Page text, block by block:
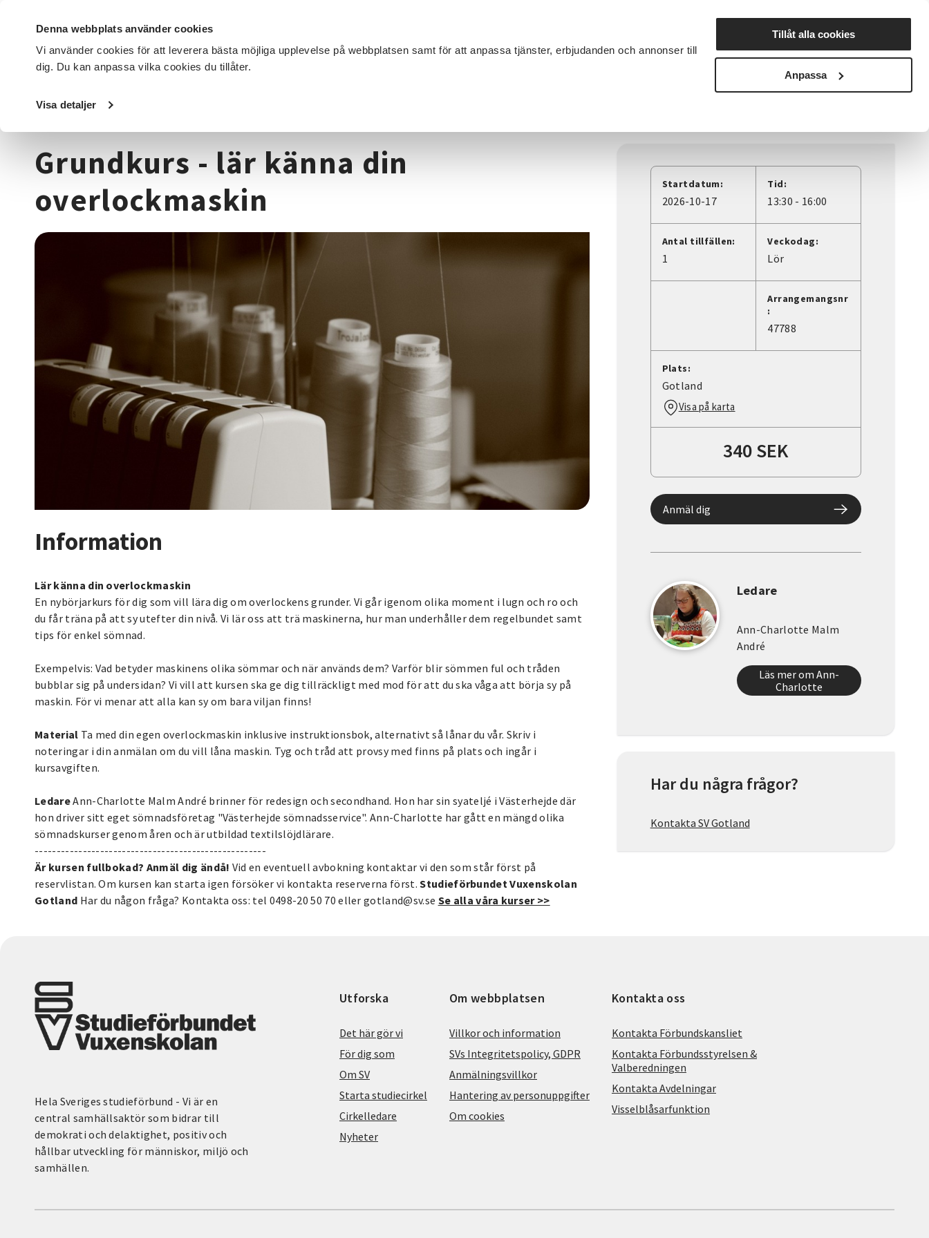
Denna webbplats använder cookies
Vi använder cookies för att leverera bästa möjliga upplevelse på webbplatsen samt för att anpassa tjänster, erbjudanden och annonser till
dig. Du kan anpassa vilka cookies du tillåter.
Visa detaljer
Tillåt alla cookies
Anpassa
DET HÄR GÖR VI FÖR DIG SOM SÖK KURSER OCH EVENEMANG Nyheter Avdelningar
Startsida / Kurser och evenemang
Grundkurs - lär känna din
overlockmaskin
Information
Lär känna din overlockmaskin
En nybörjarkurs för dig som vill lära dig om overlockens grunder. Vi går igenom olika moment i lugn och ro och
du får träna på att sy utefter din nivå. Vi lär oss att trä maskinerna, hur man underhåller dem regelbundet samt
tips för enkel sömnad.
Exempelvis: Vad betyder maskinens olika sömmar och när används dem? Varför blir sömmen ful och tråden
bubblar sig på undersidan? Vi vill att kursen ska ge dig tillräckligt med mod för att du ska våga att börja sy på
maskin. För vi menar att alla kan sy om bara viljan finns!
Material Ta med din egen overlockmaskin inklusive instruktionsbok, alternativt så lånar du vår. Skriv i
noteringar i din anmälan om du vill låna maskin. Tyg och tråd att provsy med finns på plats och ingår i
kursavgiften.
LedareAnn-Charlotte Malm André brinner för redesign och secondhand. Hon har sin syateljé i Västerhejde där
hon driver sitt eget sömnadsföretag "Västerhejde sömnadsservice". Ann-Charlotte har gått en mängd olika
sömnadskurser genom åren och är utbildad textilslöjdlärare.
-----------------------------------------------------
Är kursen fullbokad? Anmäl dig ändå! Vid en eventuell avbokning kontaktar vi den som står först på
reservlistan. Om kursen kan starta igen försöker vi kontakta reserverna först.Studieförbundet Vuxenskolan
Gotland Har du någon fråga? Kontakta oss: tel 0498-20 50 70 eller gotland@sv.se Se alla våra kurser >>
Startdatum:
2026-10-17
Tid:
13:30 - 16:00
Antal tillfällen:
1
Veckodag:
Lör
Arrangemangsnr
:
47788
Plats:
Gotland
Visa på karta
340 SEK
Anmäl dig
Ledare
Ann-Charlotte Malm
André
Läs mer om Ann-
Charlotte
Har du några frågor?
Kontakta SV Gotland
Hela Sveriges studieförbund - Vi är en
central samhällsaktör som bidrar till
demokrati och delaktighet, positiv och
hållbar utveckling för människor, miljö och
samhällen.
Utforska
Det här gör vi
För dig som
Om SV
Starta studiecirkel
Cirkelledare
Nyheter
Om webbplatsen
Villkor och information
SVs Integritetspolicy, GDPR
Anmälningsvillkor
Hantering av personuppgifter
Om cookies
Kontakta oss
Kontakta Förbundskansliet
Kontakta Förbundsstyrelsen &
Valberedningen
Kontakta Avdelningar
Visselblåsarfunktion